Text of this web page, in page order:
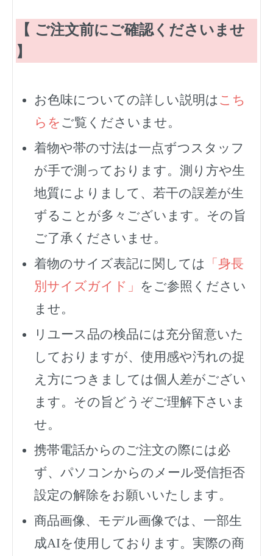
【 ご注文前にご確認くださいませ
】
お色味についての詳しい説明は こち
らを ご覧くださいませ。
着物や帯の寸法は一点ずつスタッフ
が手で測っております。測り方や生
地質によりまして、若干の誤差が生
ずることが多々ございます。その旨
ご了承くださいませ。
着物のサイズ表記に関しては
「身長
別サイズガイド」 をご参照ください
ませ。
リユース品の検品には充分留意いた
しておりますが、使用感や汚れの捉
え方につきましては個人差がござい
ます。その旨どうぞご理解下さいま
せ。
携帯電話からのご注文の際には必
ず、 パソコンからのメール受信拒否
設定の解除をお願いいたします。
商品画像、モデル画像では、一部生
成AIを使用しております。実際の商